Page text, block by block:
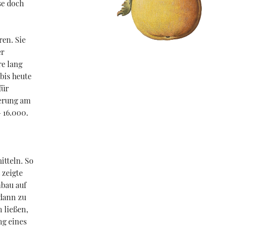
doch
Sie
lang
heute
am
So
auf
zu
ließen,
eines